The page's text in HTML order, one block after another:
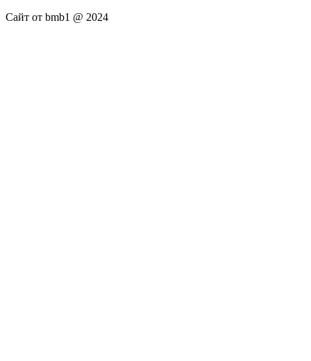
Сайт от bmb1 @ 2024